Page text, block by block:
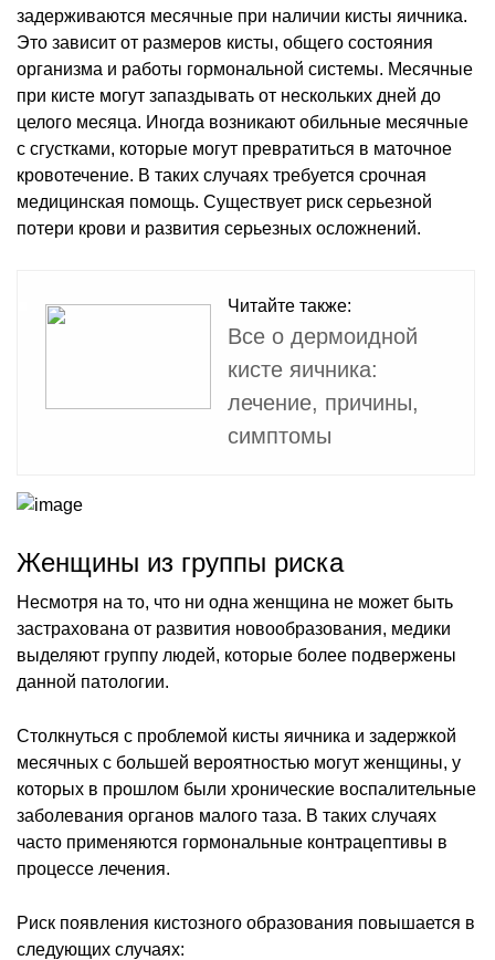
задерживаются месячные при наличии кисты яичника.
Это зависит от размеров кисты, общего состояния
организма и работы гормональной системы. Месячные
при кисте могут запаздывать от нескольких дней до
целого месяца. Иногда возникают обильные месячные
с сгустками, которые могут превратиться в маточное
кровотечение. В таких случаях требуется срочная
медицинская помощь. Существует риск серьезной
потери крови и развития серьезных осложнений.
Читайте также:
Все о дермоидной
кисте яичника:
лечение, причины,
симптомы
Женщины из группы риска
Несмотря на то, что ни одна женщина не может быть
застрахована от развития новообразования, медики
выделяют группу людей, которые более подвержены
данной патологии.
Столкнуться с проблемой кисты яичника и задержкой
месячных с большей вероятностью могут женщины, у
которых в прошлом были хронические воспалительные
заболевания органов малого таза. В таких случаях
часто применяются гормональные контрацептивы в
процессе лечения.
Риск появления кистозного образования повышается в
следующих случаях: